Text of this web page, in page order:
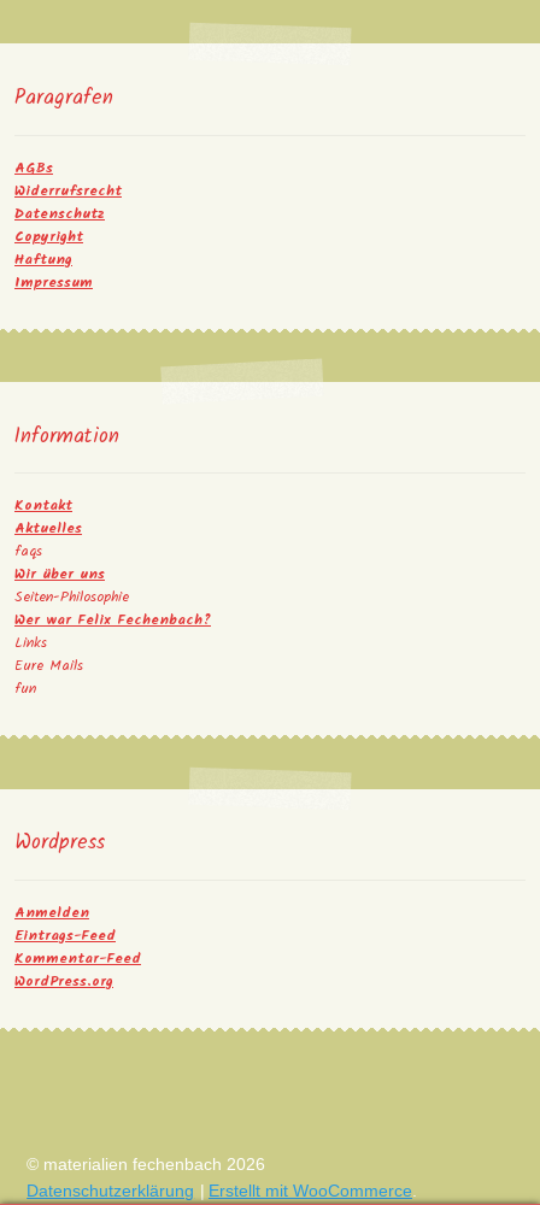
Paragrafen
AGBs
Widerrufsrecht
Datenschutz
Copyright
Haftung
Impressum
Information
Kontakt
Aktuelles
faqs
Wir über uns
Seiten-Philosophie
Wer war Felix Fechenbach?
Links
Eure Mails
fun
Wordpress
Anmelden
Eintrags-Feed
Kommentar-Feed
WordPress.org
© materialien fechenbach 2026
Datenschutzerklärung
Erstellt mit WooCommerce